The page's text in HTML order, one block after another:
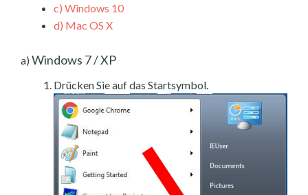
c) Windows 10
d) Mac OS X
a) Windows 7 / XP
Drücken Sie auf das Startsymbol.